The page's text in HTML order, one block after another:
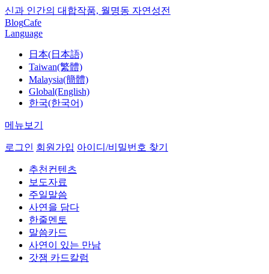
신과 인간의 대합작품, 월명동 자연성전
BlogCafe
Language
日本(日本語)
Taiwan(繁體)
Malaysia(簡體)
Global(English)
한국(한국어)
메뉴보기
로그인 회원가입 아이디/비밀번호 찾기
추천컨텐츠
보도자료
주일말씀
사연을 담다
한줄멘토
말씀카드
사연이 있는 만남
갓잼 카드칼럼